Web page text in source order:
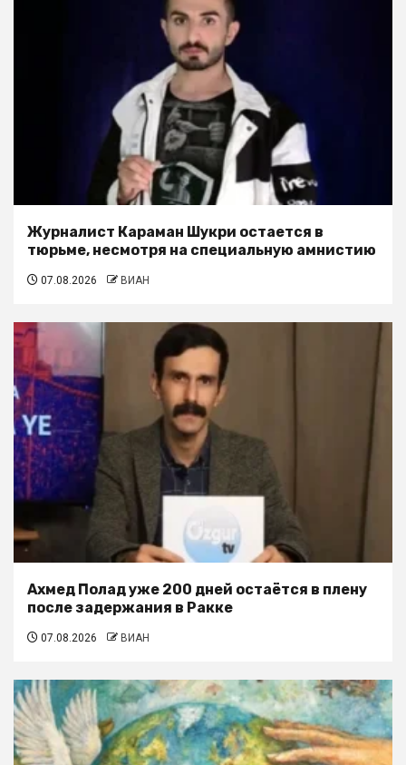
Журналист Караман Шукри остается в
тюрьме, несмотря на специальную амнистию
07.08.2026 ВИАН
Ахмед Полад уже 200 дней остаётся в плену
после задержания в Ракке
07.08.2026 ВИАН